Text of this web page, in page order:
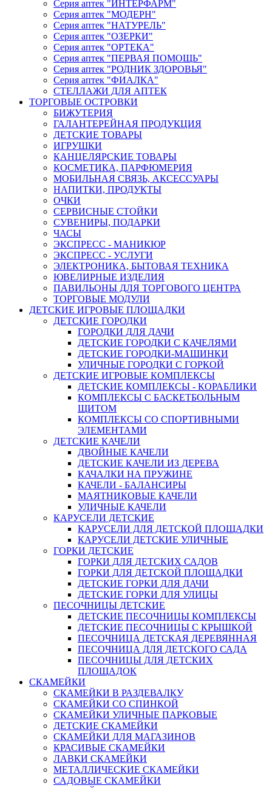
Серия аптек "ИНТЕРФАРМ"
Серия аптек "МОДЕРН"
Серия аптек "НАТУРЕЛЬ"
Серия аптек "ОЗЕРКИ"
Серия аптек "ОРТЕКА"
Серия аптек "ПЕРВАЯ ПОМОЩЬ"
Серия аптек "РОДНИК ЗДОРОВЬЯ"
Серия аптек "ФИАЛКА"
СТЕЛЛАЖИ ДЛЯ АПТЕК
ТОРГОВЫЕ ОСТРОВКИ
БИЖУТЕРИЯ
ГАЛАНТЕРЕЙНАЯ ПРОДУКЦИЯ
ДЕТСКИЕ ТОВАРЫ
ИГРУШКИ
КАНЦЕЛЯРСКИЕ ТОВАРЫ
КОСМЕТИКА, ПАРФЮМЕРИЯ
МОБИЛЬНАЯ СВЯЗЬ, АКСЕССУАРЫ
НАПИТКИ, ПРОДУКТЫ
ОЧКИ
СЕРВИСНЫЕ СТОЙКИ
СУВЕНИРЫ, ПОДАРКИ
ЧАСЫ
ЭКСПРЕСС - МАНИКЮР
ЭКСПРЕСС - УСЛУГИ
ЭЛЕКТРОНИКА, БЫТОВАЯ ТЕХНИКА
ЮВЕЛИРНЫЕ ИЗДЕЛИЯ
ПАВИЛЬОНЫ ДЛЯ ТОРГОВОГО ЦЕНТРА
ТОРГОВЫЕ МОДУЛИ
ДЕТСКИЕ ИГРОВЫЕ ПЛОЩАДКИ
ДЕТСКИЕ ГОРОДКИ
ГОРОДКИ ДЛЯ ДАЧИ
ДЕТСКИЕ ГОРОДКИ С КАЧЕЛЯМИ
ДЕТСКИЕ ГОРОДКИ-МАШИНКИ
УЛИЧНЫЕ ГОРОДКИ С ГОРКОЙ
ДЕТСКИЕ ИГРОВЫЕ КОМПЛЕКСЫ
ДЕТСКИЕ КОМПЛЕКСЫ - КОРАБЛИКИ
КОМПЛЕКСЫ С БАСКЕТБОЛЬНЫМ
ЩИТОМ
КОМПЛЕКСЫ СО СПОРТИВНЫМИ
ЭЛЕМЕНТАМИ
ДЕТСКИЕ КАЧЕЛИ
ДВОЙНЫЕ КАЧЕЛИ
ДЕТСКИЕ КАЧЕЛИ ИЗ ДЕРЕВА
КАЧАЛКИ НА ПРУЖИНЕ
КАЧЕЛИ - БАЛАНСИРЫ
МАЯТНИКОВЫЕ КАЧЕЛИ
УЛИЧНЫЕ КАЧЕЛИ
КАРУСЕЛИ ДЕТСКИЕ
КАРУСЕЛИ ДЛЯ ДЕТСКОЙ ПЛОЩАДКИ
КАРУСЕЛИ ДЕТСКИЕ УЛИЧНЫЕ
ГОРКИ ДЕТСКИЕ
ГОРКИ ДЛЯ ДЕТСКИХ САДОВ
ГОРКИ ДЛЯ ДЕТСКОЙ ПЛОЩАДКИ
ДЕТСКИЕ ГОРКИ ДЛЯ ДАЧИ
ДЕТСКИЕ ГОРКИ ДЛЯ УЛИЦЫ
ПЕСОЧНИЦЫ ДЕТСКИЕ
ДЕТСКИЕ ПЕСОЧНИЦЫ КОМПЛЕКСЫ
ДЕТСКИЕ ПЕСОЧНИЦЫ С КРЫШКОЙ
ПЕСОЧНИЦА ДЕТСКАЯ ДЕРЕВЯННАЯ
ПЕСОЧНИЦА ДЛЯ ДЕТСКОГО САДА
ПЕСОЧНИЦЫ ДЛЯ ДЕТСКИХ
ПЛОЩАДОК
СКАМЕЙКИ
СКАМЕЙКИ В РАЗДЕВАЛКУ
СКАМЕЙКИ СО СПИНКОЙ
СКАМЕЙКИ УЛИЧНЫЕ ПАРКОВЫЕ
ДЕТСКИЕ СКАМЕЙКИ
СКАМЕЙКИ ДЛЯ МАГАЗИНОВ
КРАСИВЫЕ СКАМЕЙКИ
ЛАВКИ СКАМЕЙКИ
МЕТАЛЛИЧЕСКИЕ СКАМЕЙКИ
САДОВЫЕ СКАМЕЙКИ